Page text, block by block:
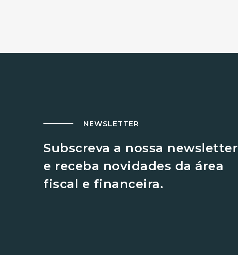
NEWSLETTER
Subscreva a nossa newsletter
e receba novidades da área
fiscal e financeira.